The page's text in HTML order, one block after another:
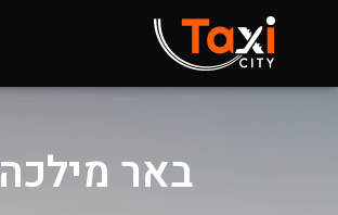
באר מילכה